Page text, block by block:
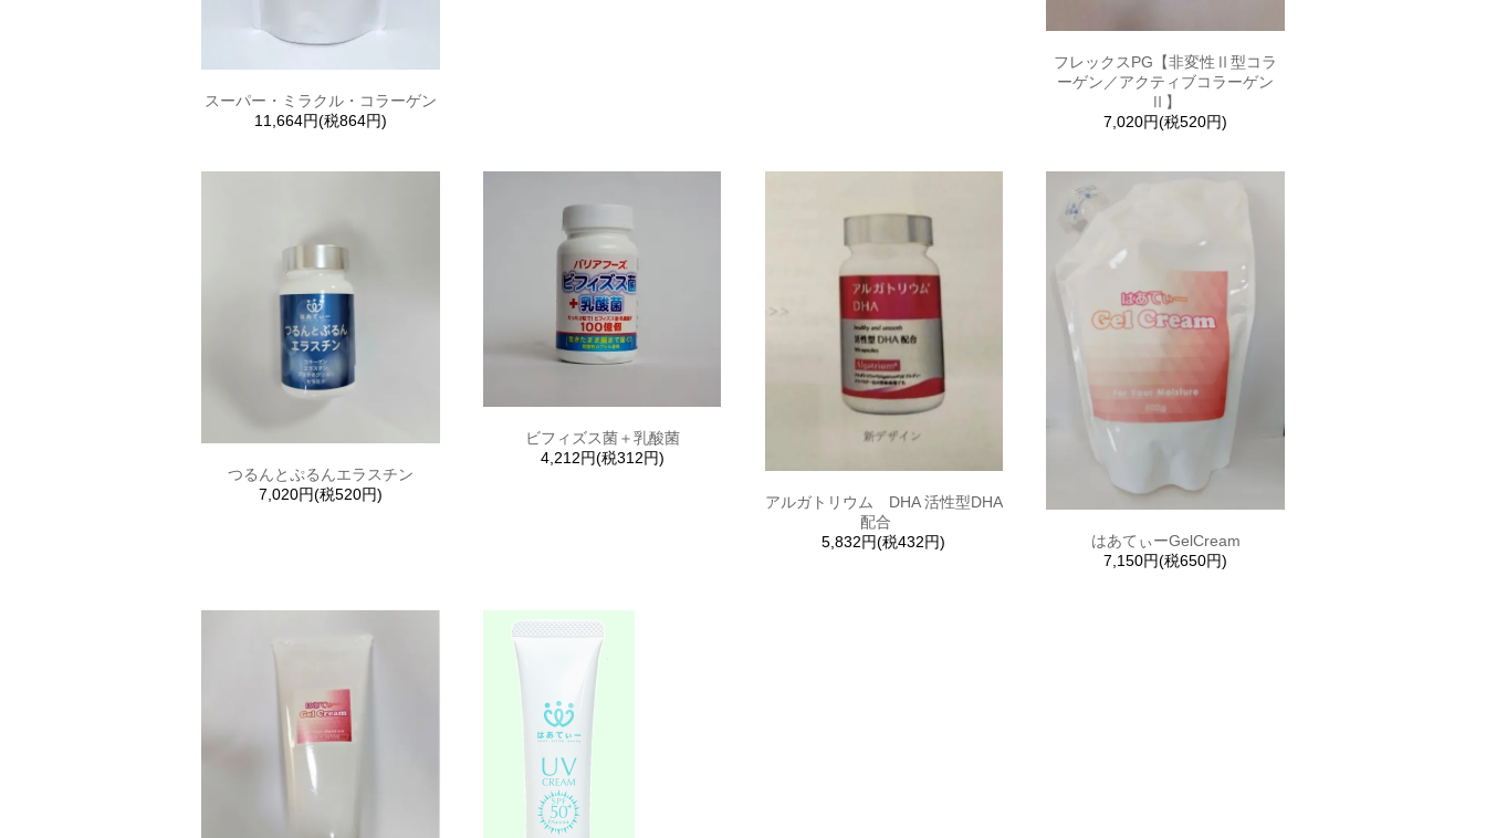
スーパー・ミラクル・コラーゲン
11,664円(税864円)
フレックスPG【非変性Ⅱ型コラ
ーゲン／アクティブコラーゲン
Ⅱ】
7,020円(税520円)
つるんとぷるんエラスチン
7,020円(税520円)
ビフィズス菌＋乳酸菌
4,212円(税312円)
アルガトリウム DHA 活性型DHA
配合
5,832円(税432円)
はあてぃーGelCream
7,150円(税650円)